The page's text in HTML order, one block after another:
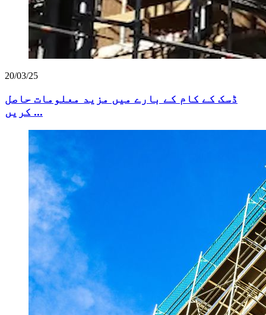
20/03/25
ڈسک کے کام کے بارے میں مزید معلومات حاصل
کریں ...